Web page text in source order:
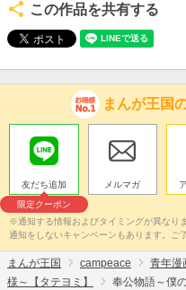
この作品を共有する
まんが王国
友だち追加
限定クーポン
メルマガ
※通知する情報およびタイミングが異なり
通知をしないキャンペーンもあります。ご
まんが王国 campeace 青年漫
様～【タテヨミ】
奉公物語～僕